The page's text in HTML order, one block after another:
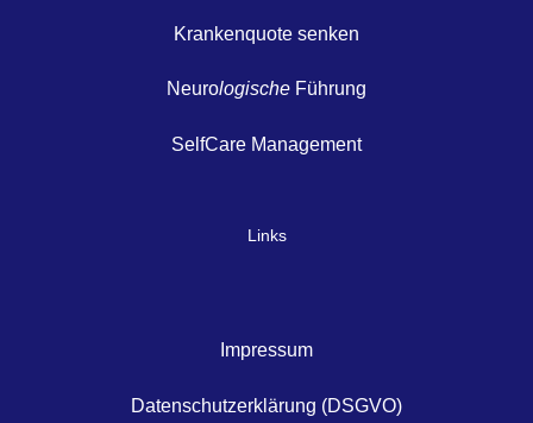
Krankenquote senken
Neurologische Führung
SelfCare Management
Links
Impressum
Datenschutzerklärung (DSGVO)